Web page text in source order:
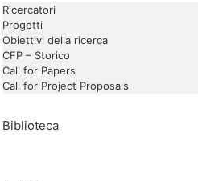
Ricercatori
Progetti
Obiettivi della ricerca
CFP – Storico
Call for Papers
Call for Project Proposals
Biblioteca